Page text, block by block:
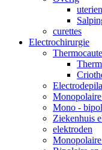
curettes
Electrochirurgie
Mono -
Ziekenhuis
elektroden